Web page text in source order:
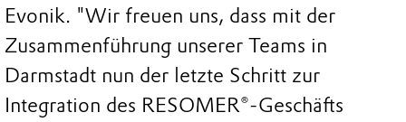
Evonik. "Wir freuen uns, dass mit der
Zusammenführung unserer Teams in
Darmstadt nun der letzte Schritt zur
Integration des RESOMER®-Geschäfts